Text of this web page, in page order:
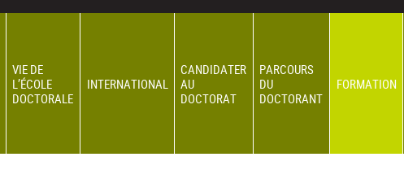
VIE DE
L’ÉCOLE
DOCTORALE
INTERNATIONAL
CANDIDATER
AU
DOCTORAT
PARCOURS
DU
DOCTORANT
FORMATION